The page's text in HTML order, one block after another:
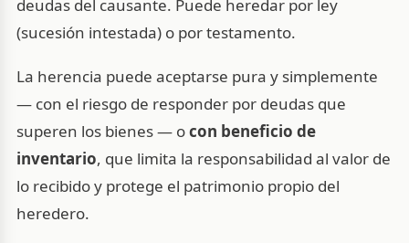
deudas del causante. Puede heredar por ley
(sucesión intestada) o por testamento.
La herencia puede aceptarse pura y simplemente
— con el riesgo de responder por deudas que
superen los bienes — ocon beneficio de
inventario, que limita la responsabilidad al valor de
lo recibido y protege el patrimonio propio del
heredero.